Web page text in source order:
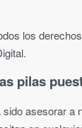
los
pilas
asesorar a